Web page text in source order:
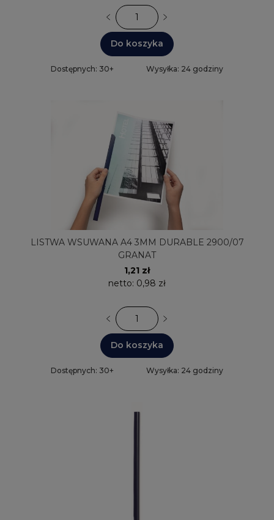
Do koszyka
Dostępnych: 30+ Wysyłka: 24 godziny
LISTWA WSUWANA A4 3MM DURABLE 2900/07
GRANAT
1,21 zł
netto: 0,98 zł
Do koszyka
Dostępnych: 30+ Wysyłka: 24 godziny